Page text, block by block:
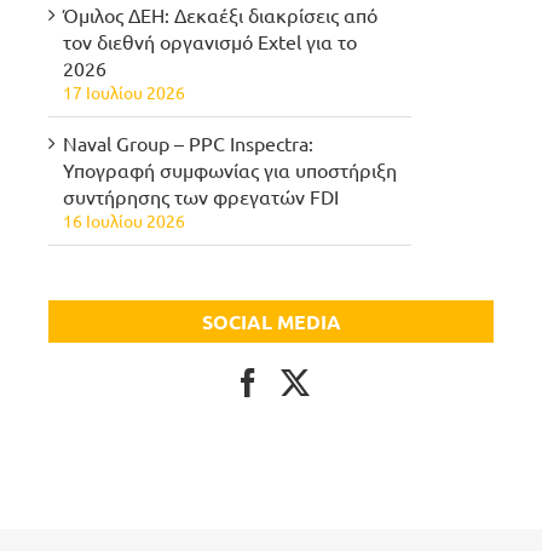
Όμιλος ΔΕΗ: Δεκαέξι διακρίσεις από
τον διεθνή οργανισμό Extel για το
2026
17 Ιουλίου 2026
Naval Group – PPC Inspectra:
Υπογραφή συμφωνίας για υποστήριξη
συντήρησης των φρεγατών FDI
16 Ιουλίου 2026
SOCIAL MEDIA